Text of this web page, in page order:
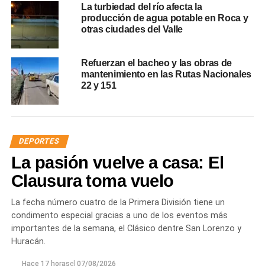
La turbiedad del río afecta la
producción de agua potable en Roca y
otras ciudades del Valle
Refuerzan el bacheo y las obras de
mantenimiento en las Rutas Nacionales
22 y 151
DEPORTES
La pasión vuelve a casa: El
Clausura toma vuelo
La fecha número cuatro de la Primera División tiene un
condimento especial gracias a uno de los eventos más
importantes de la semana, el Clásico dentre San Lorenzo y
Huracán.
Hace 17 horasel 07/08/2026